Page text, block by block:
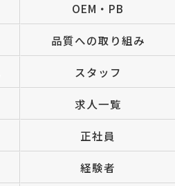
OEM・PB
品質への取り組み
スタッフ
求人一覧
正社員
経験者